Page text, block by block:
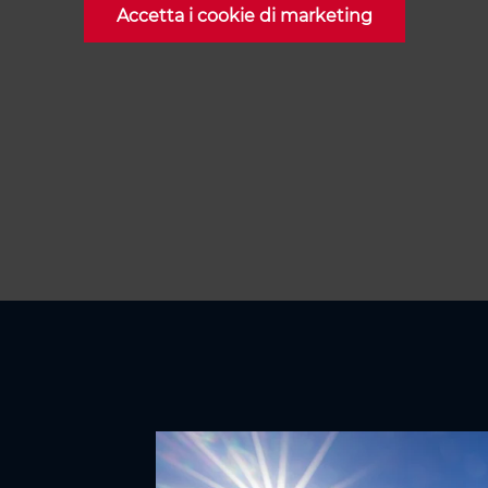
Accetta i cookie di marketing